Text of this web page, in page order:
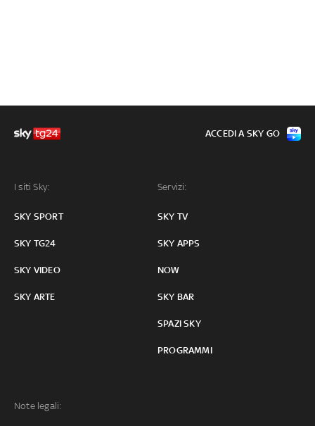
I siti Sky:
SKY SPORT
SKY TG24
SKY VIDEO
SKY ARTE
Servizi:
SKY TV
SKY APPS
NOW
SKY BAR
SPAZI SKY
PROGRAMMI
Note legali:
ACCEDI A SKY GO